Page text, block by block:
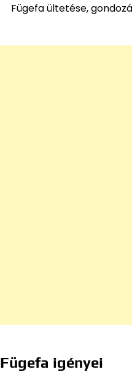
Fügefa ültetése,
Fügefa igényei